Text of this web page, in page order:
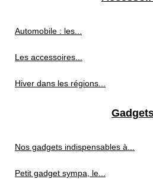
Automobile : les...
Les accessoires...
Hiver dans les régions...
Nos gadgets indispensables à...
Petit gadget sympa, le...